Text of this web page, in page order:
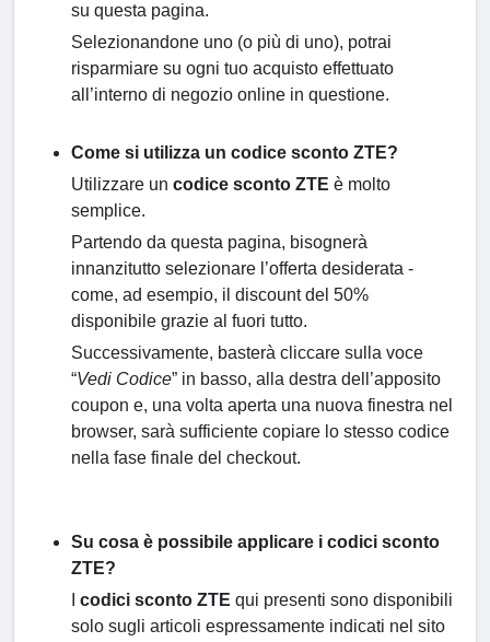
su questa pagina.
Selezionandone uno (o più di uno), potrai
risparmiare su ogni tuo acquisto effettuato
all’interno di negozio online in questione.
Come si utilizza un codice sconto ZTE?
Utilizzare un codice sconto ZTE è molto
semplice.
Partendo da questa pagina, bisognerà
innanzitutto selezionare l’offerta desiderata -
come, ad esempio, il discount del 50%
disponibile grazie al fuori tutto.
Successivamente, basterà cliccare sulla voce
“Vedi Codice” in basso, alla destra dell’apposito
coupon e, una volta aperta una nuova finestra nel
browser, sarà sufficiente copiare lo stesso codice
nella fase finale del checkout.
Su cosa è possibile applicare i codici sconto
ZTE?
codici sconto ZTE qui presenti sono disponibili
solo sugli articoli espressamente indicati nel sito